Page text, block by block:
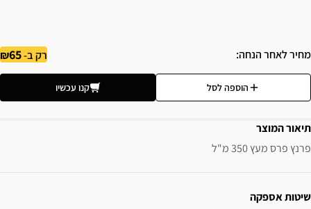
מחיר לאחר הנחה רק ב-65
הוספה לסל קנו עכשיו
תיאור המוצר
פרנץ פרס מעץ 350 מ"ל
שיטות אספקה